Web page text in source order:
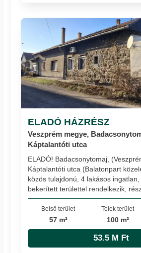
ELADÓ HÁZRÉSZ
Veszprém megye,
Káptalantóti utca
ELADÓ! Badacsonytomaj,
Káptalantóti utca (Balatonpart
közös tulajdonú, 4 lakásos
bekerített területtel rendelkezik,
Belső terület
57 m²
Telek terület
100 m²
53.5 M Ft